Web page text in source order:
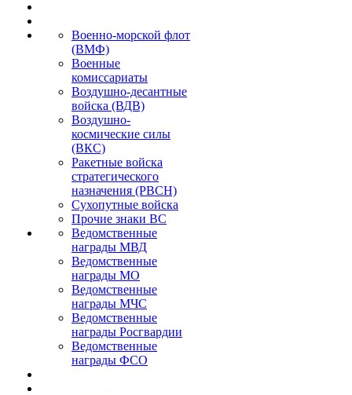
Военно-морской флот
(ВМФ)
Военные
комиссариаты
Воздушно-десантные
войска (ВДВ)
Воздушно-
космические силы
(ВКС)
Ракетные войска
стратегического
назначения (РВСН)
Сухопутные войска
Прочие знаки ВС
Ведомственные
награды МВД
Ведомственные
награды МО
Ведомственные
награды МЧС
Ведомственные
награды Росгвардии
Ведомственные
награды ФСО